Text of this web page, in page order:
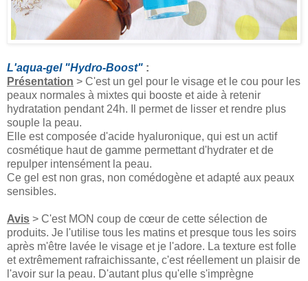
L'aqua-gel "Hydro-Boost" :
Présentation > C'est un gel pour le visage et le cou pour les
peaux normales à mixtes qui booste et aide à retenir
hydratation pendant 24h. Il permet de lisser et rendre plus
souple la peau.
Elle est composée d'acide hyaluronique, qui est un actif
cosmétique haut de gamme permettant d'hydrater et de
repulper intensément la peau.
Ce gel est non gras, non comédogène et adapté aux peaux
sensibles.
Avis > C'est MON coup de cœur de cette sélection de
produits. Je l'utilise tous les matins et presque tous les soirs
après m'être lavée le visage et je l'adore. La texture est folle
et extrêmement rafraichissante, c'est réellement un plaisir de
l'avoir sur la peau. D'autant plus qu'elle s'imprègne